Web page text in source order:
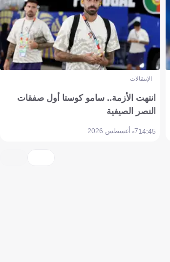
الإنتقالات
انتهت الأزمة.. سامو كوستا أول صفقات
النصر الصيفية
14:457 أغسطس 2026